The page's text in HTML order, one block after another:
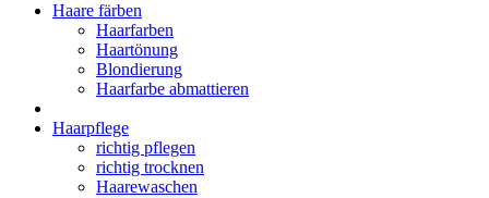
Haare färben
Haarfarben
Haartönung
Blondierung
Haarfarbe abmattieren
Haarpflege
richtig pflegen
richtig trocknen
Haarewaschen